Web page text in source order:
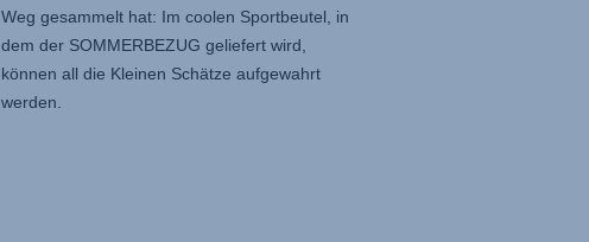
Weg gesammelt hat: Im coolen Sportbeutel, in
dem der SOMMERBEZUG geliefert wird,
können all die Kleinen Schätze aufgewahrt
werden.